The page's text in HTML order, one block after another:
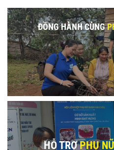
ĐỒNG HÀNH CÙNG
HỖ TRỢPHỤ